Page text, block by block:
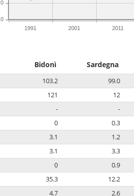
1991 2001 2011
0
Bidonì Sardegna
103.2 99.0
121 12
- -
0 0.3
3.1 1.2
3.1 3.3
0 0.9
35.3 12.2
4.7 2.6